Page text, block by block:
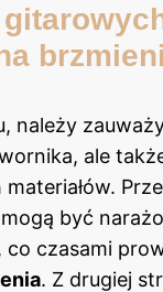
należy
ale
być
co czasami
. Z drugiej